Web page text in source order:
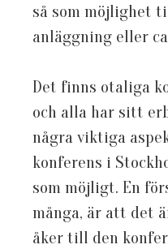
så som möjlighet
anläggning eller
Det finns otaliga
och alla har sitt
några viktiga
konferens i
som möjligt. En
många, är att det
åker till den